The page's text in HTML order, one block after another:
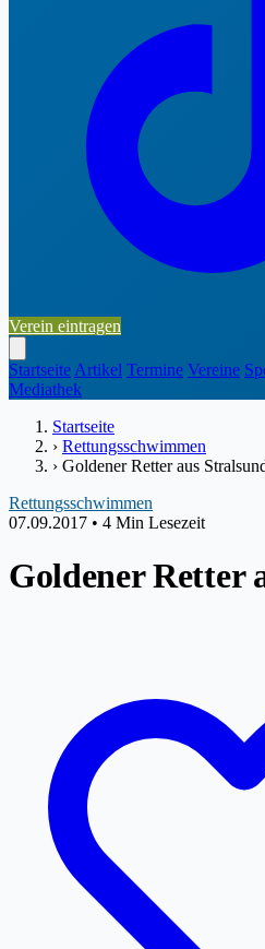
Verein eintragen
Startseite Artikel Termine Vereine
Mediathek
Startseite
› Rettungsschwimmen
› Goldener Retter aus
Rettungsschwimmen
07.09.2017 • 4 Min Lesezeit
Goldener Retter